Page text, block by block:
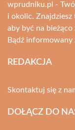
wprudniku.pl -
i okolic. Znajdziesz
aby być na
Bądź informowany
REDAKCJA
Skontaktuj się z
DOŁĄCZ DO